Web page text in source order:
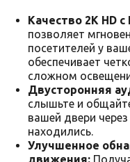
Качество 2K HD с
позволяет
посетителей у
обеспечивает
сложном
Двусторонняя
слышьте и
вашей двери
находились.
Улучшенное
движения: